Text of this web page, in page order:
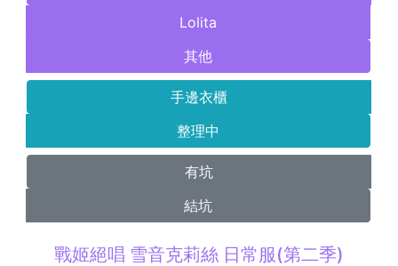
Lolita
其他
手邊衣櫃
整理中
有坑
結坑
戰姬絕唱 雪音克莉絲 日常服(第二季)